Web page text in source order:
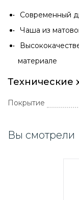
Современный
Чаша из
материале
Технические
Покрытие
Вы смотрели